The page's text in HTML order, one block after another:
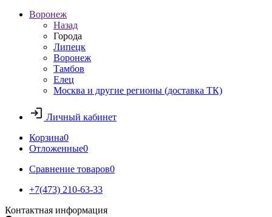
Воронеж
Назад
Города
Липецк
Воронеж
Тамбов
Елец
Москва и другие регионы (доставка ТК)
Личный кабинет
Корзина0
Отложенные0
Сравнение товаров0
+7(473) 210-63-33
Контактная информация